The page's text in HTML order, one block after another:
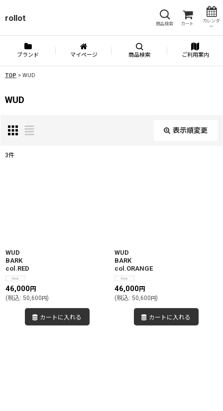
rollot
商品検索 カート
カレンダ
ー
ブランド マイページ 商品検索 ご利用案内
TOP > WUD
WUD
表示順変更
3件
WUD
BARK
col.RED
46,000円
(税込: 50,600円)
カートに入れる
WUD
BARK
col.ORANGE
46,000円
(税込: 50,600円)
カートに入れる